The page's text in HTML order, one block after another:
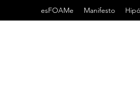
esFOAMe Manifesto